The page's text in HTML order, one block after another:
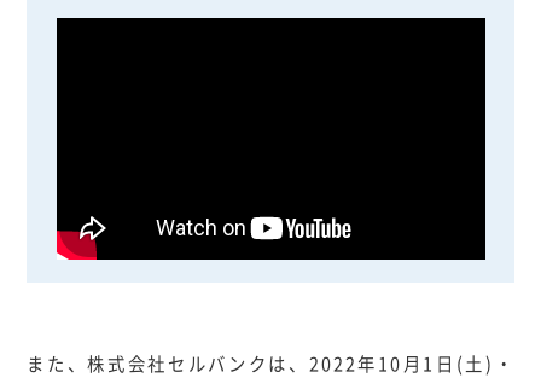
また、株式会社セルバンクは、2022年10月1日(土)・